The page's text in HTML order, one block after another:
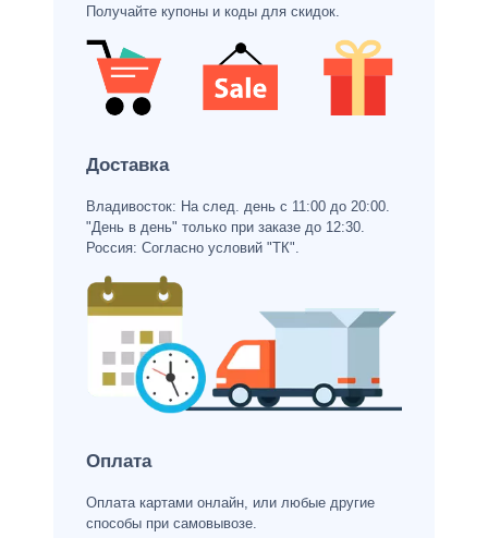
Получайте купоны и коды для скидок.
Доставка
Владивосток: На след. день с 11:00 до 20:00.
"День в день" только при заказе до 12:30.
Россия: Согласно условий "ТК".
Оплата
Оплата картами онлайн, или любые другие
способы при самовывозе.